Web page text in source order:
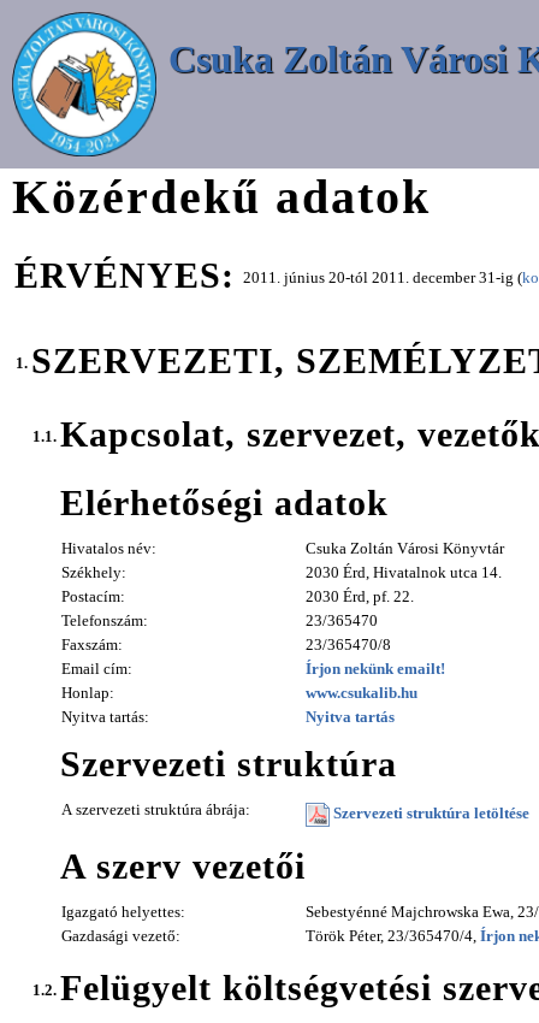
Csuka Zoltán Városi
Közérdekű adatok
ÉRVÉNYES: 2011. június 20-tól 2011. december 31-ig (
1. SZERVEZETI,
1.1. Kapcsolat, szervezet,
Elérhetőségi adatok
Hivatalos név:
Csuka Zoltán Városi Könyvtár
Székhely:
2030 Érd, Hivatalnok utca 14.
Postacím:
2030 Érd, pf. 22.
Telefonszám:
23/365470
Faxszám:
23/365470/8
Email cím:
Írjon nekünk emailt!
Honlap:
www.csukalib.hu
Nyitva tartás:
Nyitva tartás
Szervezeti struktúra
A szervezeti struktúra ábrája: Szervezeti struktúra letöltése
A szerv vezetői
Igazgató helyettes:
Sebestyénné Majchrowska Ewa,
Gazdasági vezető:
Török Péter, 23/365470/4, Írjon
1.2. Felügyelt költségvetési